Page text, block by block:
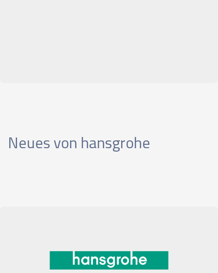
Neues von hansgrohe